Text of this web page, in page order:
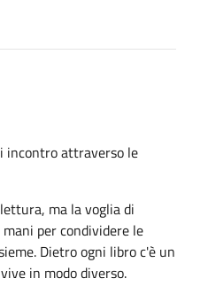
incontro attraverso le
ma la voglia di
per condividere le
Dietro ogni libro c'è un
in modo diverso.